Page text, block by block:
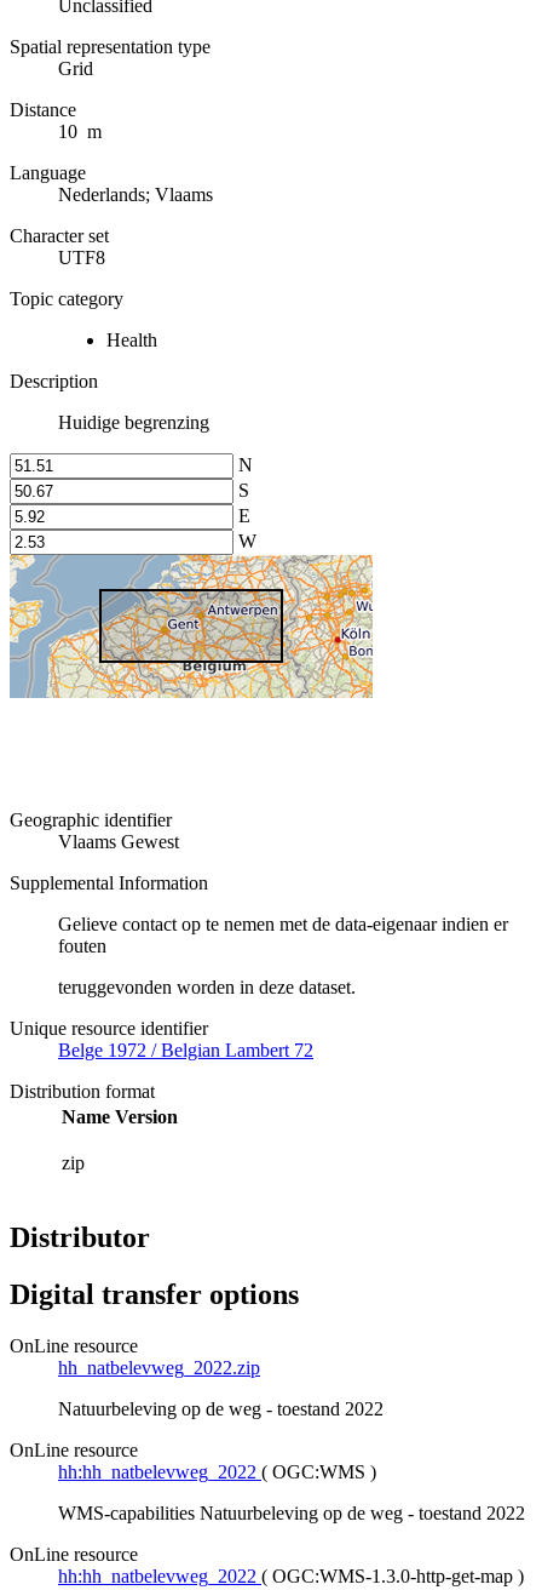
Unclassified
Spatial representation type
Grid
Distance
10 m
Language
Nederlands; Vlaams
Character set
UTF8
Topic category
Health
Description
Huidige begrenzing
N
S
E
W
Geographic identifier
Vlaams Gewest
Supplemental Information
Gelieve contact op te nemen met de data-eigenaar indien er
fouten
teruggevonden worden in deze dataset.
Unique resource identifier
Belge 1972 / Belgian Lambert 72
Distribution format
Name Version
zip
Distributor
Digital transfer options
OnLine resource
hh_natbelevweg_2022.zip
Natuurbeleving op de weg - toestand 2022
OnLine resource
hh:hh_natbelevweg_2022 ( OGC:WMS )
WMS-capabilities Natuurbeleving op de weg - toestand 2022
OnLine resource
hh:hh_natbelevweg_2022 ( OGC:WMS-1.3.0-http-get-map )